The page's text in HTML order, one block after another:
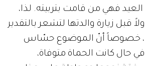
فهي من قامت بتربيته. لذا،
قبل زيارة والدتها لتشعر بالتقدير
خصوصاً أنّ الموضوع حسّاس
حال كانت الحماة متوفاة،